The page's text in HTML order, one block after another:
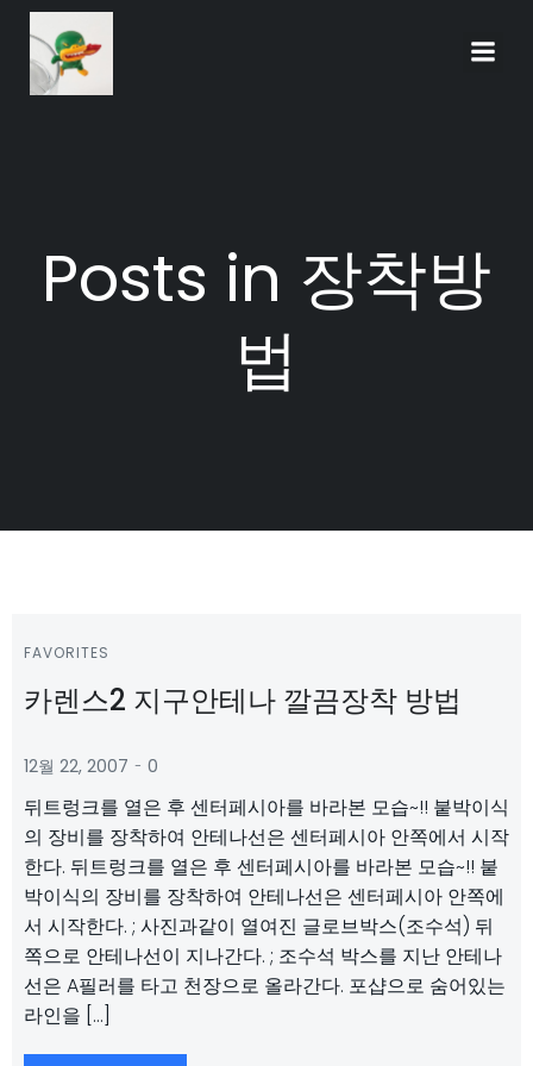
Posts in 장착방
법
FAVORITES
카렌스2 지구안테나 깔끔장착 방법
12월 22, 2007 - 0
뒤트렁크를 열은 후 센터페시아를 바라본 모습~!! 붙박이식
의 장비를 장착하여 안테나선은 센터페시아 안쪽에서 시작
한다. 뒤트렁크를 열은 후 센터페시아를 바라본 모습~!! 붙
박이식의 장비를 장착하여 안테나선은 센터페시아 안쪽에
서 시작한다. ; 사진과같이 열여진 글로브박스(조수석) 뒤
쪽으로 안테나선이 지나간다. ; 조수석 박스를 지난 안테나
선은 A필러를 타고 천장으로 올라간다. 포샵으로 숨어있는
라인을 […]